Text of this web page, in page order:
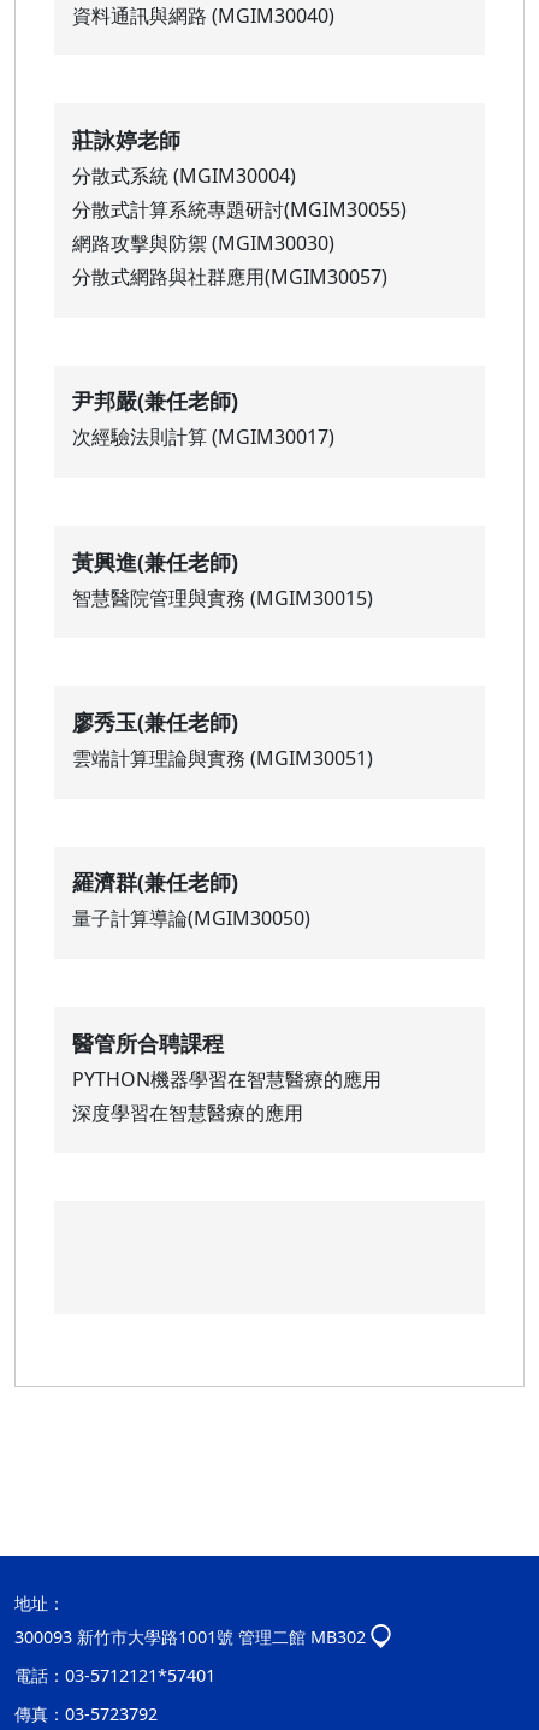
資料通訊與網路 (MGIM30040)
莊詠婷老師
分散式系統 (MGIM30004)
分散式計算系統專題研討(MGIM30055)
網路攻擊與防禦 (MGIM30030)
分散式網路與社群應用(MGIM30057)
尹邦嚴(兼任老師)
次經驗法則計算 (MGIM30017)
黃興進(兼任老師)
智慧醫院管理與實務 (MGIM30015)
廖秀玉(兼任老師)
雲端計算理論與實務 (MGIM30051)
羅濟群(兼任老師)
量子計算導論(MGIM30050)
醫管所合聘課程
PYTHON機器學習在智慧醫療的應用
深度學習在智慧醫療的應用
地址：
300093 新竹市大學路1001號 管理二館 MB302
電話：03-5712121*57401
傳真：03-5723792